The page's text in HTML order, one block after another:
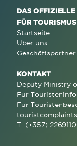
DAS OFFIZIELLE
FÜR
Startseite
Über uns
Geschäftspartner
KONTAKT
Deputy Ministry
Für
Für
T: (+357)